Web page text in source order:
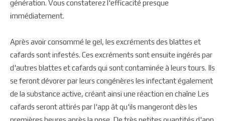
génération. Vous constaterez l'efficacité presque
immédiatement.
Après avoir consommé le gel, les excréments des blattes et
cafards sont infestés. Ces excréments sont ensuite ingérés par
d'autres blattes et cafards qui sont contaminée à leurs tours. Ils
se feront dévorer par leurs congénères les infectant également
de la substance active, créant ainsi une réaction en chaîne Les
cafards seront attirés par l'app ât qu'ils mangeront dès les